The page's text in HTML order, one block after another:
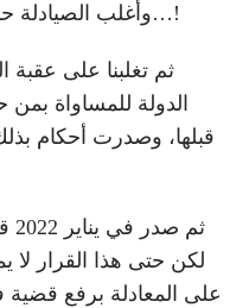
وأغلب الصيادلة حاملي البورد هم بعد هذا التاريخ…!
ثم تغلبنا على
قبلها، وصدرت أحكام
ثم
لكن حتى هذا القرار
على المعادلة برفع